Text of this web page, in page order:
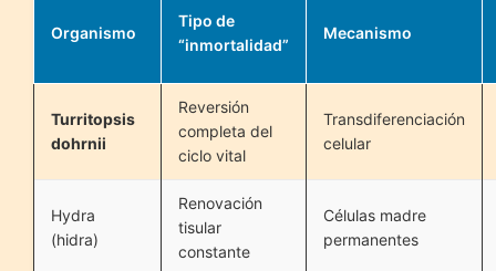
Organismo
Tipo de
“inmortalidad”
Mecanismo
Turritopsis
dohrnii
Reversión
completa del
ciclo vital
Transdiferenciación
celular
Hydra
(hidra)
Renovación
tisular
constante
Células madre
permanentes